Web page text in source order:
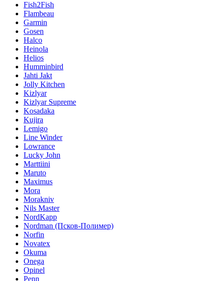
Fish2Fish
Flambeau
Garmin
Gosen
Halco
Heinola
Helios
Humminbird
Jahti Jakt
Jolly Kitchen
Kizlyar
Kizlyar Supreme
Kosadaka
Kujira
Lemigo
Line Winder
Lowrance
Lucky John
Marttiini
Maruto
Maximus
Mora
Morakniv
Nils Master
NordKapp
Nordman (Псков-Полимер)
Norfin
Novatex
Okuma
Onega
Opinel
Penn